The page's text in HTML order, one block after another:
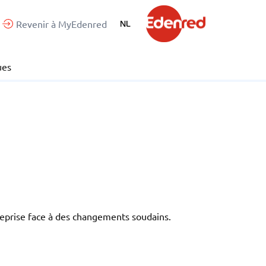
Revenir à MyEdenred NL
face à des changements soudains.